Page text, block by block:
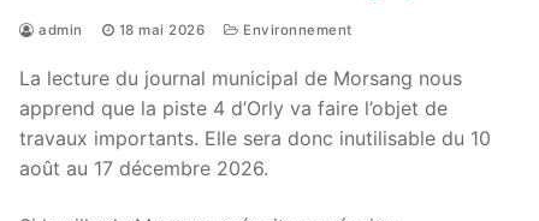
admin 18 mai 2026 Environnement
La lecture du journal municipal de Morsang nous
apprend que la piste 4 d’Orly va faire l’objet de
travaux importants. Elle sera donc inutilisable du 10
août au 17 décembre 2026.